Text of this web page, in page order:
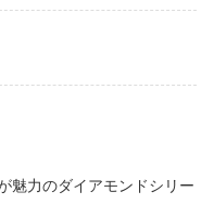
魅力のダイアモンドシリー